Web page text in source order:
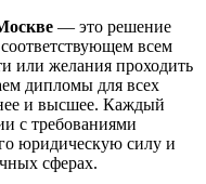
— это решение
всем
или желания проходить
дипломы для всех
и высшее. Каждый
с требованиями
юридическую силу и
сферах.